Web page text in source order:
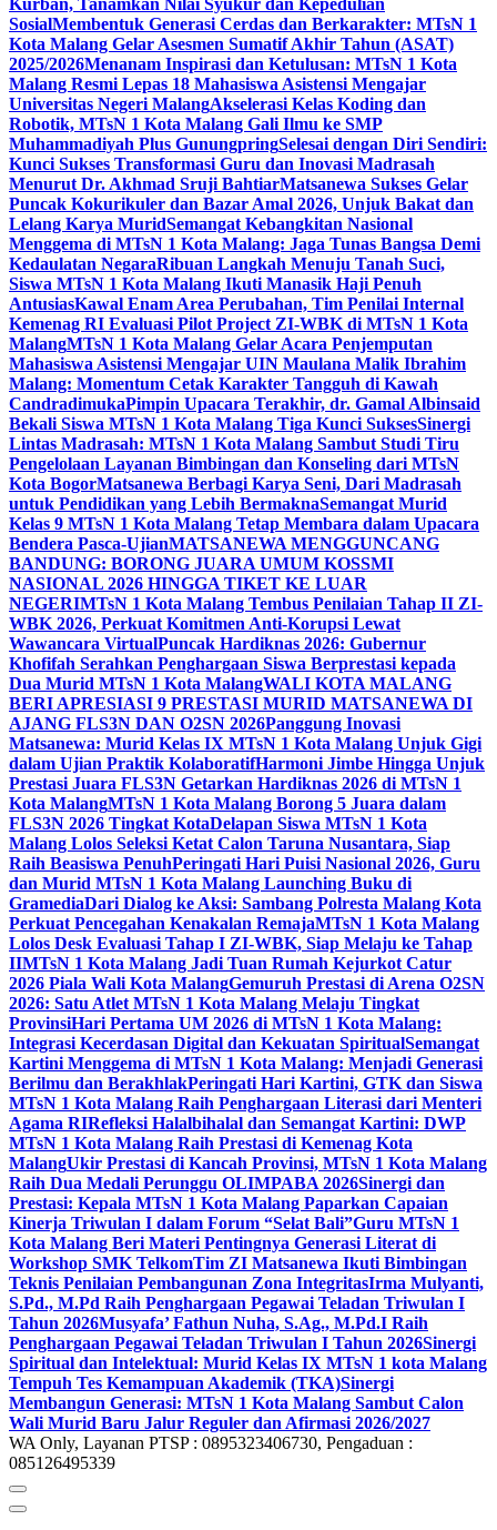
Kurban, Tanamkan Nilai Syukur dan Kepedulian
SosialMembentuk Generasi Cerdas dan Berkarakter: MTsN 1
Kota Malang Gelar Asesmen Sumatif Akhir Tahun (ASAT)
2025/2026Menanam Inspirasi dan Ketulusan: MTsN 1 Kota
Malang Resmi Lepas 18 Mahasiswa Asistensi Mengajar
Universitas Negeri MalangAkselerasi Kelas Koding dan
Robotik, MTsN 1 Kota Malang Gali Ilmu ke SMP
Muhammadiyah Plus GunungpringSelesai dengan Diri Sendiri:
Kunci Sukses Transformasi Guru dan Inovasi Madrasah
Menurut Dr. Akhmad Sruji BahtiarMatsanewa Sukses Gelar
Puncak Kokurikuler dan Bazar Amal 2026, Unjuk Bakat dan
Lelang Karya MuridSemangat Kebangkitan Nasional
Menggema di MTsN 1 Kota Malang: Jaga Tunas Bangsa Demi
Kedaulatan NegaraRibuan Langkah Menuju Tanah Suci,
Siswa MTsN 1 Kota Malang Ikuti Manasik Haji Penuh
AntusiasKawal Enam Area Perubahan, Tim Penilai Internal
Kemenag RI Evaluasi Pilot Project ZI-WBK di MTsN 1 Kota
MalangMTsN 1 Kota Malang Gelar Acara Penjemputan
Mahasiswa Asistensi Mengajar UIN Maulana Malik Ibrahim
Malang: Momentum Cetak Karakter Tangguh di Kawah
CandradimukaPimpin Upacara Terakhir, dr. Gamal Albinsaid
Bekali Siswa MTsN 1 Kota Malang Tiga Kunci SuksesSinergi
Lintas Madrasah: MTsN 1 Kota Malang Sambut Studi Tiru
Pengelolaan Layanan Bimbingan dan Konseling dari MTsN
Kota BogorMatsanewa Berbagi Karya Seni, Dari Madrasah
untuk Pendidikan yang Lebih BermaknaSemangat Murid
Kelas 9 MTsN 1 Kota Malang Tetap Membara dalam Upacara
Bendera Pasca-UjianMATSANEWA MENGGUNCANG
BANDUNG: BORONG JUARA UMUM KOSSMI
NASIONAL 2026 HINGGA TIKET KE LUAR
NEGERIMTsN 1 Kota Malang Tembus Penilaian Tahap II ZI-
WBK 2026, Perkuat Komitmen Anti-Korupsi Lewat
Wawancara VirtualPuncak Hardiknas 2026: Gubernur
Khofifah Serahkan Penghargaan Siswa Berprestasi kepada
Dua Murid MTsN 1 Kota MalangWALI KOTA MALANG
BERI APRESIASI 9 PRESTASI MURID MATSANEWA DI
AJANG FLS3N DAN O2SN 2026Panggung Inovasi
Matsanewa: Murid Kelas IX MTsN 1 Kota Malang Unjuk Gigi
dalam Ujian Praktik KolaboratifHarmoni Jimbe Hingga Unjuk
Prestasi Juara FLS3N Getarkan Hardiknas 2026 di MTsN 1
Kota MalangMTsN 1 Kota Malang Borong 5 Juara dalam
FLS3N 2026 Tingkat KotaDelapan Siswa MTsN 1 Kota
Malang Lolos Seleksi Ketat Calon Taruna Nusantara, Siap
Raih Beasiswa PenuhPeringati Hari Puisi Nasional 2026, Guru
dan Murid MTsN 1 Kota Malang Launching Buku di
GramediaDari Dialog ke Aksi: Sambang Polresta Malang Kota
Perkuat Pencegahan Kenakalan RemajaMTsN 1 Kota Malang
Lolos Desk Evaluasi Tahap I ZI-WBK, Siap Melaju ke Tahap
IIMTsN 1 Kota Malang Jadi Tuan Rumah Kejurkot Catur
2026 Piala Wali Kota MalangGemuruh Prestasi di Arena O2SN
2026: Satu Atlet MTsN 1 Kota Malang Melaju Tingkat
ProvinsiHari Pertama UM 2026 di MTsN 1 Kota Malang:
Integrasi Kecerdasan Digital dan Kekuatan SpiritualSemangat
Kartini Menggema di MTsN 1 Kota Malang: Menjadi Generasi
Berilmu dan BerakhlakPeringati Hari Kartini, GTK dan Siswa
MTsN 1 Kota Malang Raih Penghargaan Literasi dari Menteri
Agama RIRefleksi Halalbihalal dan Semangat Kartini: DWP
MTsN 1 Kota Malang Raih Prestasi di Kemenag Kota
MalangUkir Prestasi di Kancah Provinsi, MTsN 1 Kota Malang
Raih Dua Medali Perunggu OLIMPABA 2026Sinergi dan
Prestasi: Kepala MTsN 1 Kota Malang Paparkan Capaian
Kinerja Triwulan I dalam Forum “Selat Bali”Guru MTsN 1
Kota Malang Beri Materi Pentingnya Generasi Literat di
Workshop SMK TelkomTim ZI Matsanewa Ikuti Bimbingan
Teknis Penilaian Pembangunan Zona IntegritasIrma Mulyanti,
S.Pd., M.Pd Raih Penghargaan Pegawai Teladan Triwulan I
Tahun 2026Musyafa’ Fathun Nuha, S.Ag., M.Pd.I Raih
Penghargaan Pegawai Teladan Triwulan I Tahun 2026Sinergi
Spiritual dan Intelektual: Murid Kelas IX MTsN 1 kota Malang
Tempuh Tes Kemampuan Akademik (TKA)Sinergi
Membangun Generasi: MTsN 1 Kota Malang Sambut Calon
Wali Murid Baru Jalur Reguler dan Afirmasi 2026/2027
WA Only, Layanan PTSP : 0895323406730, Pengaduan :
085126495339